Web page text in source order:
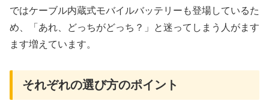
ではケーブル内蔵式モバイルバッテリーも登場しているた
め、「あれ、どっちがどっち？」と迷ってしまう人がます
ます増えています。
それぞれの選び方のポイント